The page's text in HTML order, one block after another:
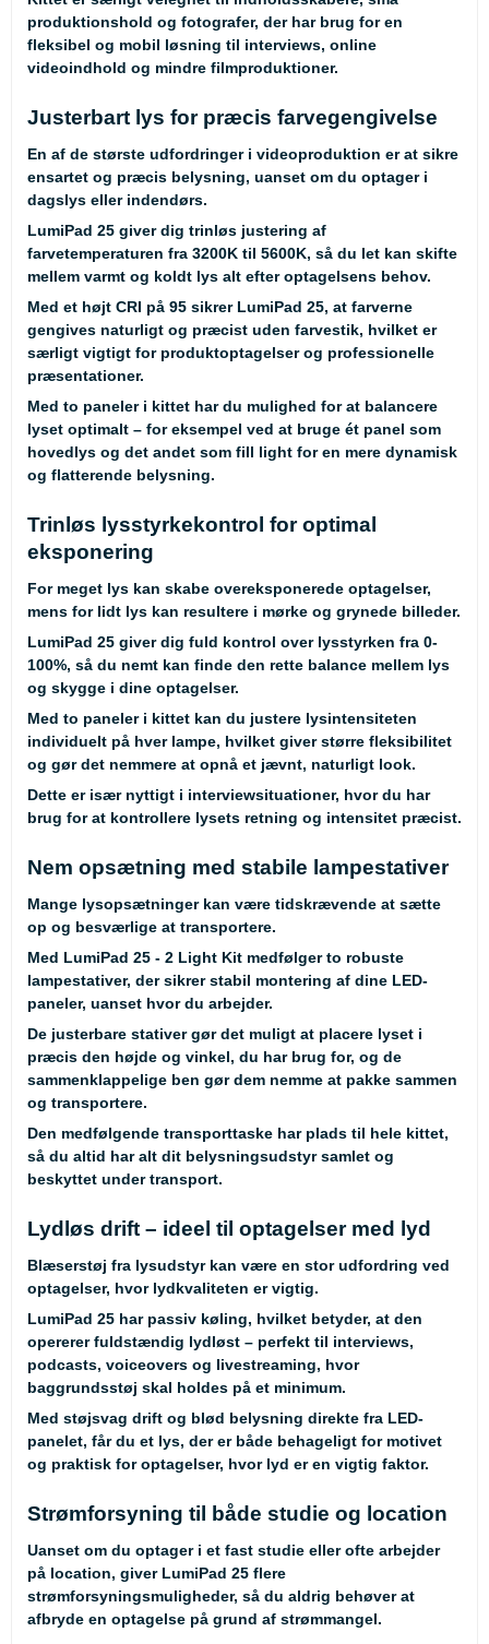
produktionshold og fotografer, der har brug for en
fleksibel og mobil løsning til interviews, online
videoindhold og mindre filmproduktioner.
Justerbart lys for præcis farvegengivelse
En af de største udfordringer i videoproduktion er at sikre
ensartet og præcis belysning, uanset om du optager i
dagslys eller indendørs.
LumiPad 25 giver dig trinløs justering af
farvetemperaturen fra 3200K til 5600K, så du let kan skifte
mellem varmt og koldt lys alt efter optagelsens behov.
Med et højt CRI på 95 sikrer LumiPad 25, at farverne
gengives naturligt og præcist uden farvestik, hvilket er
særligt vigtigt for produktoptagelser og professionelle
præsentationer.
Med to paneler i kittet har du mulighed for at balancere
lyset optimalt – for eksempel ved at bruge ét panel som
hovedlys og det andet som fill light for en mere dynamisk
og flatterende belysning.
Trinløs lysstyrkekontrol for optimal
eksponering
For meget lys kan skabe overeksponerede optagelser,
mens for lidt lys kan resultere i mørke og grynede billeder.
LumiPad 25 giver dig fuld kontrol over lysstyrken fra 0-
100%, så du nemt kan finde den rette balance mellem lys
og skygge i dine optagelser.
Med to paneler i kittet kan du justere lysintensiteten
individuelt på hver lampe, hvilket giver større fleksibilitet
og gør det nemmere at opnå et jævnt, naturligt look.
Dette er især nyttigt i interviewsituationer, hvor du har
brug for at kontrollere lysets retning og intensitet præcist.
Nem opsætning med stabile lampestativer
Mange lysopsætninger kan være tidskrævende at sætte
op og besværlige at transportere.
Med LumiPad 25 - 2 Light Kit medfølger to robuste
lampestativer, der sikrer stabil montering af dine LED-
paneler, uanset hvor du arbejder.
De justerbare stativer gør det muligt at placere lyset i
præcis den højde og vinkel, du har brug for, og de
sammenklappelige ben gør dem nemme at pakke sammen
og transportere.
Den medfølgende transporttaske har plads til hele kittet,
så du altid har alt dit belysningsudstyr samlet og
beskyttet under transport.
Lydløs drift – ideel til optagelser med lyd
Blæserstøj fra lysudstyr kan være en stor udfordring ved
optagelser, hvor lydkvaliteten er vigtig.
LumiPad 25 har passiv køling, hvilket betyder, at den
opererer fuldstændig lydløst – perfekt til interviews,
podcasts, voiceovers og livestreaming, hvor
baggrundsstøj skal holdes på et minimum.
Med støjsvag drift og blød belysning direkte fra LED-
panelet, får du et lys, der er både behageligt for motivet
og praktisk for optagelser, hvor lyd er en vigtig faktor.
Strømforsyning til både studie og location
Uanset om du optager i et fast studie eller ofte arbejder
på location, giver LumiPad 25 flere
strømforsyningsmuligheder, så du aldrig behøver at
afbryde en optagelse på grund af strømmangel.